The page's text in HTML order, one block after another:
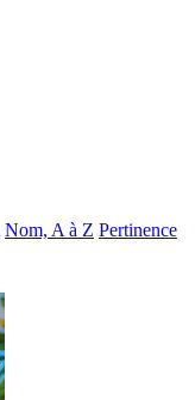
Nom, A à Z Pertinence